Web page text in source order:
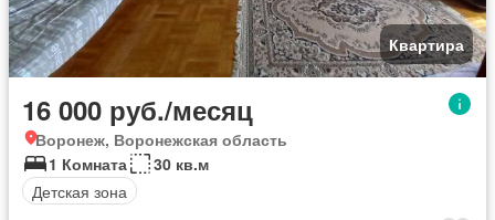
Квартира
16 000 руб./месяц
Воронеж, Воронежская область
1 Комната
30 кв.м
Детская зона